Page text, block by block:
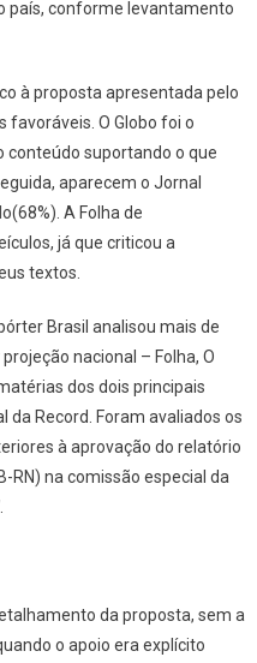
Mídia
O
Impacto
Negativo
país, conforme levantamento
à proposta apresentada pelo
favoráveis. O Globo foi o
conteúdo suportando o que
aparecem o Jornal
(68%). A Folha de
já que criticou a
textos.
Brasil analisou mais de
nacional – Folha, O
dos dois principais
da Record
. Foram avaliados os
à aprovação do relatório
RN) na comissão especial da
da proposta, sem a
o apoio era explícito